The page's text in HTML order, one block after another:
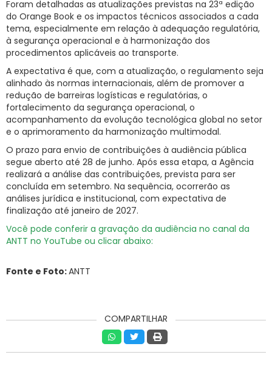
Foram detalhadas as atualizações previstas na 23ª edição
do Orange Book e os impactos técnicos associados a cada
tema, especialmente em relação à adequação regulatória,
à segurança operacional e à harmonização dos
procedimentos aplicáveis ao transporte.
A expectativa é que, com a atualização, o regulamento seja
alinhado às normas internacionais, além de promover a
redução de barreiras logísticas e regulatórias, o
fortalecimento da segurança operacional, o
acompanhamento da evolução tecnológica global no setor
e o aprimoramento da harmonização multimodal.
O prazo para envio de contribuições à audiência pública
segue aberto até 28 de junho. Após essa etapa, a Agência
realizará a análise das contribuições, prevista para ser
concluída em setembro. Na sequência, ocorrerão as
análises jurídica e institucional, com expectativa de
finalização até janeiro de 2027.
Você pode conferir a gravação da audiência no canal da
ANTT no YouTube ou clicar abaixo:
Fonte e Foto:ANTT
COMPARTILHAR